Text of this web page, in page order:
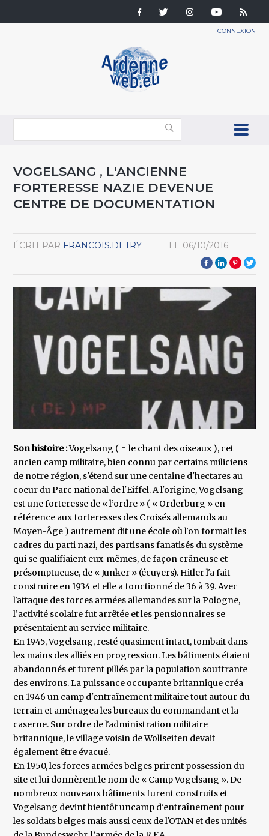
CONNEXION
VOGELSANG , L'ANCIENNE
FORTERESSE NAZIE DEVENUE
CENTRE DE DOCUMENTATION
ÉCRIT PAR FRANCOIS.DETRY LE 06/10/2016
Son histoire :Vogelsang ( = le chant des oiseaux ), cet
ancien camp militaire, bien connu par certains miliciens
de notre région, s'étend sur une centaine d'hectares au
coeur du Parc national de l'Eiffel. A l'origine, Vogelsang
est une forteresse de « l’ordre » ( « Orderburg » en
référence aux forteresses des Croisés allemands au
Moyen-Âge ) autrement dit une école où l'on formait les
cadres du parti nazi, des partisans fanatisés du système
qui se qualifiaient eux-mêmes, de façon crâneuse et
présomptueuse, de « Junker » (écuyers). Hitler l'a fait
construire en 1934 et elle a fonctionné de 36 à 39. Avec
l'attaque des forces armées allemandes sur la Pologne,
l’activité scolaire fut arrêtée et les pensionnaires se
présentaient au service militaire.
En 1945, Vogelsang, resté quasiment intact, tombait dans
les mains des alliés en progression. Les bâtiments étaient
abandonnés et furent pillés par la population souffrante
des environs. La puissance occupante britannique créa
en 1946 un camp d'entraînement militaire tout autour du
terrain et aménagea les bureaux du commandant et la
caserne. Sur ordre de l'administration militaire
britannique, le village voisin de Wollseifen devait
également être évacué.
En 1950, les forces armées belges prirent possession du
site et lui donnèrent le nom de « Camp Vogelsang ». De
nombreux nouveaux bâtiments furent construits et
Vogelsang devint bientôt uncamp d'entraînement pour
les soldats belges mais aussi ceux de l'OTAN et des unités